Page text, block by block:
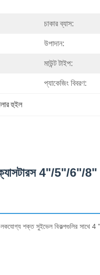
চাকার ব্যাস:
উপাদান:
মাউন্ট টাইপ:
প্যাকেজিং বিবরণ:
হুইল
ক্যাসটারস 4"/5"/
শক্ত সুইভেল বিকল্পগুলির